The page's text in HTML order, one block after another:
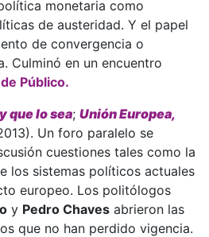
monetaria como
de austeridad. Y el papel
de convergencia o
Culminó en un encuentro
Público.
que lo sea; Unión Europea,
Un foro paralelo se
cuestiones tales como la
los sistemas políticos actuales
europeo. Los politólogos
y Pedro Chaves abrieron las
que no han perdido vigencia.